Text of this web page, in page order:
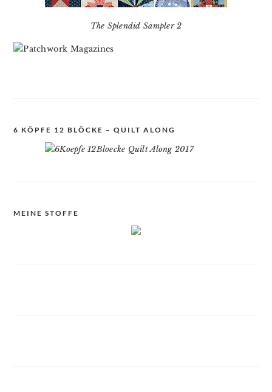
The Splendid Sampler 2
6 KÖPFE 12 BLÖCKE – QUILT ALONG
MEINE STOFFE